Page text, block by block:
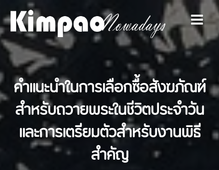
Skip
to
content
คำแนะนำในการเลือกซื้อสังฆภัณฑ์
สำหรับถวายพระในชีวิตประจำวัน
และการเตรียมตัวสำหรับงานพิธี
สำคัญ